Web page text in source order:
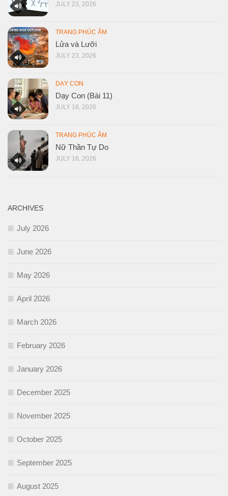
JULY 23, 2026
TRANG PHÚC ÂM
Lửa và Lưỡi
JULY 23, 2026
DẠY CON
Dạy Con (Bài 11)
JULY 16, 2026
TRANG PHÚC ÂM
Nữ Thần Tự Do
JULY 16, 2026
ARCHIVES
July 2026
June 2026
May 2026
April 2026
March 2026
February 2026
January 2026
December 2025
November 2025
October 2025
September 2025
August 2025